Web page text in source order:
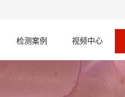
检测案例 视频中心